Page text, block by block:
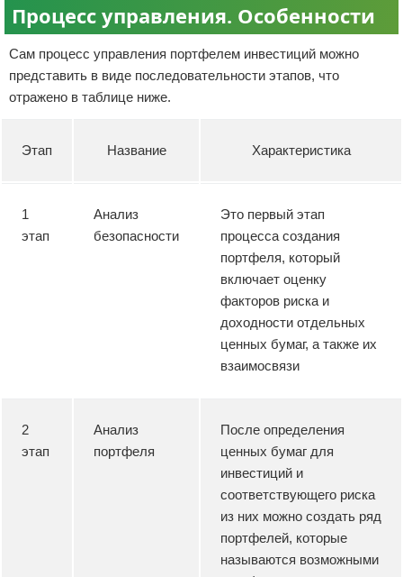
Процесс управления. Особенности
Сам процесс управления портфелем инвестиций можно
представить в виде последовательности этапов, что
отражено в таблице ниже.
Этап Название Характеристика
1
этап
Анализ
безопасности
Это первый этап
процесса создания
портфеля, который
включает оценку
факторов риска и
доходности отдельных
ценных бумаг, а также их
взаимосвязи
2
этап
Анализ
портфеля
После определения
ценных бумаг для
инвестиций и
соответствующего риска
из них можно создать ряд
портфелей, которые
называются возможными